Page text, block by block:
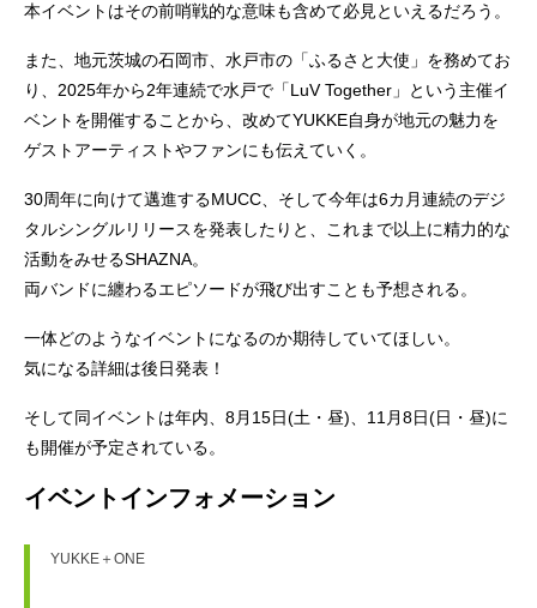
本イベントはその前哨戦的な意味も含めて必見といえるだろう。
また、地元茨城の石岡市、水戸市の「ふるさと大使」を務めてお
り、2025年から2年連続で水戸で「LuV Together」という主催イ
ベントを開催することから、改めてYUKKE自身が地元の魅力を
ゲストアーティストやファンにも伝えていく。
30周年に向けて邁進するMUCC、そして今年は6カ月連続のデジ
タルシングルリリースを発表したりと、これまで以上に精力的な
活動をみせるSHAZNA。
両バンドに纏わるエピソードが飛び出すことも予想される。
一体どのようなイベントになるのか期待していてほしい。
気になる詳細は後日発表！
そして同イベントは年内、8月15日(土・昼)、11月8日(日・昼)に
も開催が予定されている。
イベントインフォメーション
YUKKE＋ONE